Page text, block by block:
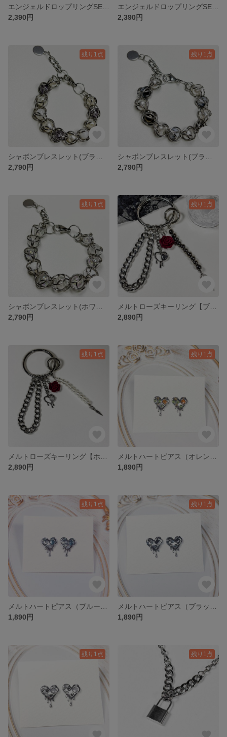
2,390円
2,390円
残り1点
2,790円
残り1点
2,790円
残り1点
2,790円
残り1点
2,890円
残り1点
2,890円
残り1点
1,890円
残り1点
1,890円
残り1点
1,890円
残り1点 残り1点